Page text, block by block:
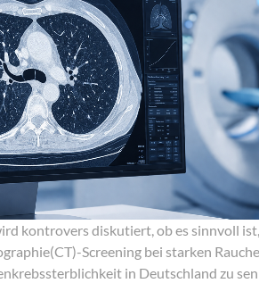
kontrovers diskutiert, ob es sinnvoll
Screening bei starken
in Deutschland zu